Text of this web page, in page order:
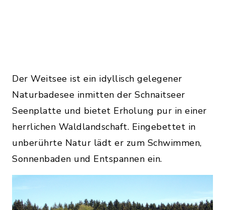
Der Weitsee ist ein idyllisch gelegener
Naturbadesee inmitten der Schnaitseer
Seenplatte und bietet Erholung pur in einer
herrlichen Waldlandschaft. Eingebettet in
unberührte Natur lädt er zum Schwimmen,
Sonnenbaden und Entspannen ein.